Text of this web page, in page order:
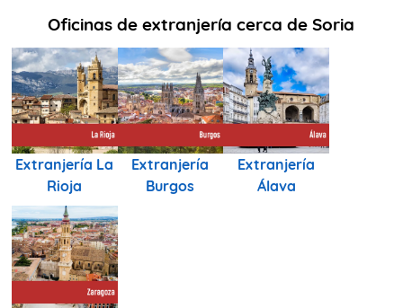
Oficinas de extranjería cerca de Soria
Extranjería La
Rioja
Extranjería
Burgos
Extranjería
Álava